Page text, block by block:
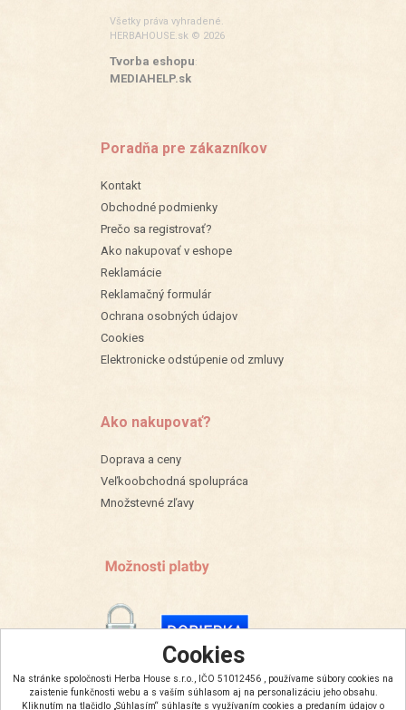
Cookies
Na stránke spoločnosti Herba House s.r.o., IČO 51012456 , používame súbory cookies na
zaistenie funkčnosti webu a s vaším súhlasom aj na personalizáciu jeho obsahu.
Kliknutím na tlačidlo „Súhlasím“ súhlasíte s využívaním cookies a predaním údajov o
Všetky práva vyhradené.
HERBAHOUSE.sk © 2026
Tvorba eshopu:
MEDIAHELP.sk
Poradňa pre zákazníkov
Kontakt
Obchodné podmienky
Prečo sa registrovať?
Ako nakupovať v eshope
Reklamácie
Reklamačný formulár
Ochrana osobných údajov
Cookies
Elektronicke odstúpenie od zmluvy
Ako nakupovať?
Doprava a ceny
Veľkoobchodná spolupráca
Množstevné zľavy